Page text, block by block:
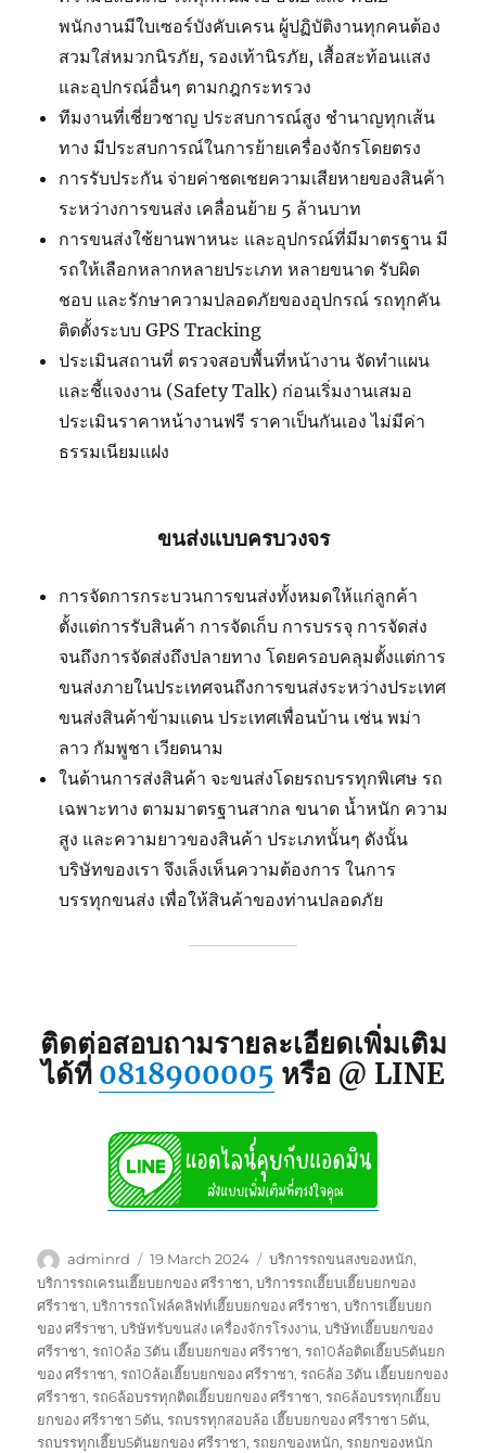
พนักงานมีใบเซอร์บังคับเครน ผู้ปฏิบัติงานทุกคนต้อง
สวมใส่หมวกนิรภัย, รองเท้านิรภัย, เสื้อสะท้อนแสง
และอุปกรณ์อื่นๆ ตามกฎกระทรวง
ทีมงานที่เชี่ยวชาญ ประสบการณ์สูง ชำนาญทุกเส้น
ทาง มีประสบการณ์ในการย้ายเครื่องจักรโดยตรง
การรับประกัน จ่ายค่าชดเชยความเสียหายของสินค้า
ระหว่างการขนส่ง เคลื่อนย้าย 5 ล้านบาท
การขนส่งใช้ยานพาหนะ และอุปกรณ์ที่มีมาตรฐาน มี
รถให้เลือกหลากหลายประเภท หลายขนาด รับผิด
ชอบ และรักษาความปลอดภัยของอุปกรณ์ รถทุกคัน
ติดตั้งระบบ GPS Tracking
ประเมินสถานที่ ตรวจสอบพื้นที่หน้างาน จัดทำแผน
และชี้แจงงาน (Safety Talk) ก่อนเริ่มงานเสมอ
ประเมินราคาหน้างานฟรี ราคาเป็นกันเอง ไม่มีค่า
ธรรมเนียมแฝง
ขนส่งแบบครบวงจร
การจัดการกระบวนการขนส่งทั้งหมดให้แก่ลูกค้า
ตั้งแต่การรับสินค้า การจัดเก็บ การบรรจุ การจัดส่ง
จนถึงการจัดส่งถึงปลายทาง โดยครอบคลุมตั้งแต่การ
ขนส่งภายในประเทศจนถึงการขนส่งระหว่างประเทศ
ขนส่งสินค้าข้ามแดน ประเทศเพื่อนบ้าน เช่น พม่า
ลาว กัมพูชา เวียดนาม
ในด้านการส่งสินค้า จะขนส่งโดยรถบรรทุกพิเศษ รถ
เฉพาะทาง ตามมาตรฐานสากล ขนาด น้ำหนัก ความ
สูง และความยาวของสินค้า ประเภทนั้นๆ ดังนั้น
บริษัทของเรา จึงเล็งเห็นความต้องการ ในการ
บรรทุกขนส่ง เพื่อให้สินค้าของท่านปลอดภัย
ติดต่อสอบถามรายละเอียดเพิ่มเติม
ได้ที่ 0818900005 หรือ @ LINE
Author
adminrd
Posted
on
19 March 2024 Tags
บริการรถขนสงของหนัก,
บริการรถเครนเฮี๊ยบยกของ ศรีราชา,บริการรถเฮี๊ยบเฮี๊ยบยกของ
ศรีราชา,บริการรถโฟล์คลิฟท์เฮี๊ยบยกของ ศรีราชา,บริการเฮี๊ยบยก
ของ ศรีราชา,บริษัทรับขนส่ง เครื่องจักรโรงงาน,บริษัทเฮี๊ยบยกของ
ศรีราชา,รถ10ล้อ 3ตัน เฮี๊ยบยกของ ศรีราชา,รถ10ล้อติดเฮี๊ยบ5ตันยก
ของ ศรีราชา,รถ10ล้อเฮี๊ยบยกของ ศรีราชา,รถ6ล้อ 3ตัน เฮี๊ยบยกของ
ศรีราชา,รถ6ล้อบรรทุกติดเฮี๊ยบยกของ ศรีราชา,รถ6ล้อบรรทุกเฮี๊ยบ
ยกของ ศรีราชา 5ตัน,รถบรรทุกสอบล้อ เฮี๊ยบยกของ ศรีราชา 5ตัน,
รถบรรทุกเฮี๊ยบ5ตันยกของ ศรีราชา,รถยกของหนัก,รถยกของหนัก